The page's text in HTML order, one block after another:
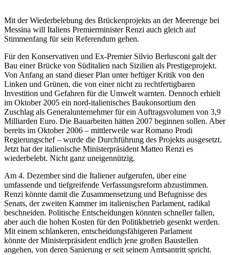
Mit der Wiederbelebung des Brückenprojekts an der Meerenge bei
Messina will Italiens Premierminister Renzi auch gleich auf
Stimmenfang für sein Referendum gehen.
Für den Konservativen und Ex-Premier Silvio Berlusconi galt der
Bau einer Brücke von Süditalien nach Sizilien als Prestigeprojekt.
Von Anfang an stand dieser Plan unter heftiger Kritik von den
Linken und Grünen, die von einer nicht zu rechtfertigbaren
Investition und Gefahren für die Umwelt warnten. Dennoch erhielt
im Oktober 2005 ein nord-italienisches Baukonsortium den
Zuschlag als Generalunternehmer für ein Auftragsvolumen von 3,9
Milliarden Euro. Die Bauarbeiten hätten 2007 beginnen sollen. Aber
bereits im Oktober 2006 – mittlerweile war Romano Prodi
Regierungschef – wurde die Durchführung des Projekts ausgesetzt.
Jetzt hat der italienische Ministerpräsident Matteo Renzi es
wiederbelebt. Nicht ganz uneigennützig.
Am 4. Dezember sind die Italiener aufgerufen, über eine
umfassende und tiefgreifende Verfassungsreform abzustimmen.
Renzi könnte damit die Zusammensetzung und Befugnisse des
Senats, der zweiten Kammer im italienischen Parlament, radikal
beschneiden. Politische Entscheidungen könnten schneller fallen,
aber auch die hohen Kosten für den Politikbetrieb gesenkt werden.
Mit einem schlankeren, entscheidungsfähigeren Parlament
könnte der Ministerpräsident endlich jene großen Baustellen
angehen, von deren Sanierung er seit seinem Amtsantritt spricht.